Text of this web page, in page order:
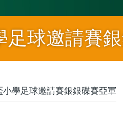
球邀請賽
學足球邀請賽銀銀碟賽亞軍